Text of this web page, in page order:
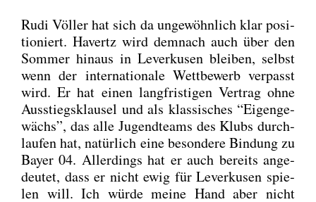
Rudi Völ­ler hat sich da unge­wöhn­lich klar posi­
tio­niert. Havertz wird dem­nach auch über den
Som­mer hin­aus in Lever­ku­sen blei­ben, selbst
wenn der inter­na­tio­na­le Wett­be­werb ver­passt
wird. Er hat einen lang­fris­ti­gen Ver­trag ohne
Aus­stiegs­klau­sel und als klas­si­sches “Eigen­ge­
wächs”, das alle Jugend­teams des Klubs durch­
lau­fen hat, natür­lich eine beson­de­re Bin­dung zu
Bay­er 04. Aller­dings hat er auch bereits ange­
deu­tet, dass er nicht ewig für Lever­ku­sen spie­
len will. Ich wür­de mei­ne Hand aber nicht